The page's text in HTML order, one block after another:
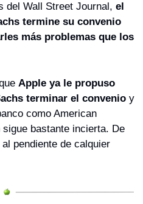
del Wall Street Journal, el
termine su convenio
más problemas que los
Apple ya le propuso
terminar el convenio y
como American
bastante incierta. De
pendiente de calquier